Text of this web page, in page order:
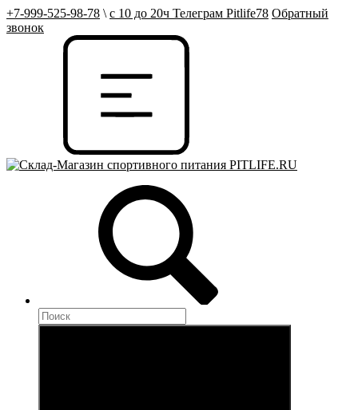
+7-999-525-98-78 \ с 10 до 20ч Телеграм Pitlife78 Обратный
звонок